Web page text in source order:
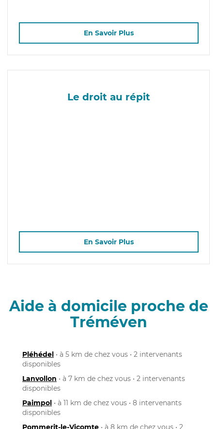
En Savoir Plus
Le droit au répit
En Savoir Plus
Aide à domicile proche de
Tréméven
Pléhédel • à 5 km de chez vous • 2 intervenants
disponibles
Lanvollon • à 7 km de chez vous • 2 intervenants
disponibles
Paimpol • à 11 km de chez vous • 8 intervenants
disponibles
Pommerit-le-Vicomte • à 8 km de chez vous • 2